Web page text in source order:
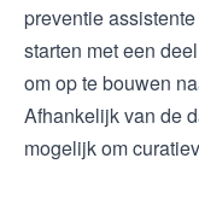
preventie
starten met een
om op te bouwen
Afhankelijk van de
mogelijk om